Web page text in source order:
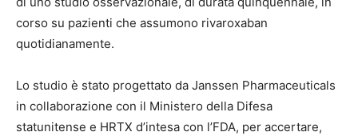
corso su pazienti che assumono rivaroxaban
quotidianamente.
Lo studio è stato progettato da Janssen Pharmaceuticals
in collaborazione con il Ministero della Difesa
statunitense e HRTX d’intesa con l’FDA, per accertare,